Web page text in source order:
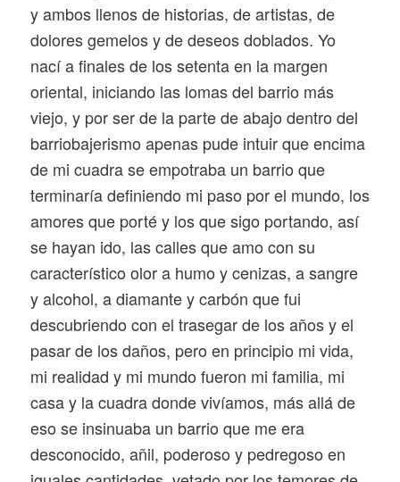
y ambos llenos de historias, de artistas, de
dolores gemelos y de deseos doblados. Yo
nací a finales de los setenta en la margen
oriental, iniciando las lomas del barrio más
viejo, y por ser de la parte de abajo dentro del
barriobajerismo apenas pude intuir que encima
de mi cuadra se empotraba un barrio que
terminaría definiendo mi paso por el mundo, los
amores que porté y los que sigo portando, así
se hayan ido, las calles que amo con su
característico olor a humo y cenizas, a sangre
y alcohol, a diamante y carbón que fui
descubriendo con el trasegar de los años y el
pasar de los daños, pero en principio mi vida,
mi realidad y mi mundo fueron mi familia, mi
casa y la cuadra donde vivíamos, más allá de
eso se insinuaba un barrio que me era
desconocido, añil, poderoso y pedregoso en